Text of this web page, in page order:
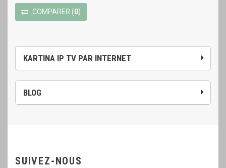
KARTINA IP TV PAR INTERNET
BLOG
COMPARER (0)
SUIVEZ-NOUS